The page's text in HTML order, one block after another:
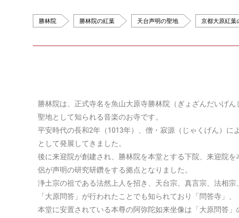
勝林院 勝林院の紅葉 天台声明の聖地 京都大原紅葉
勝林院は、正式寺名を魚山大原寺勝林院（ぎょざんだいげ
聖地として知られる音楽のお寺です。
平安時代の長和2年（1013年）、僧・寂源（じゃくげん）
として発展してきました。
後に来迎院が創建され、勝林院を本堂とする下院、来迎院
侶が声明の研究研鑽をする拠点となりました。
浄土宗の祖である法然上人を招き、天台宗、真言宗、法相
「大原問答」が行われたことでも知られており「問答寺」、
本堂に安置されている本尊の阿弥陀如来坐像は「大原問答